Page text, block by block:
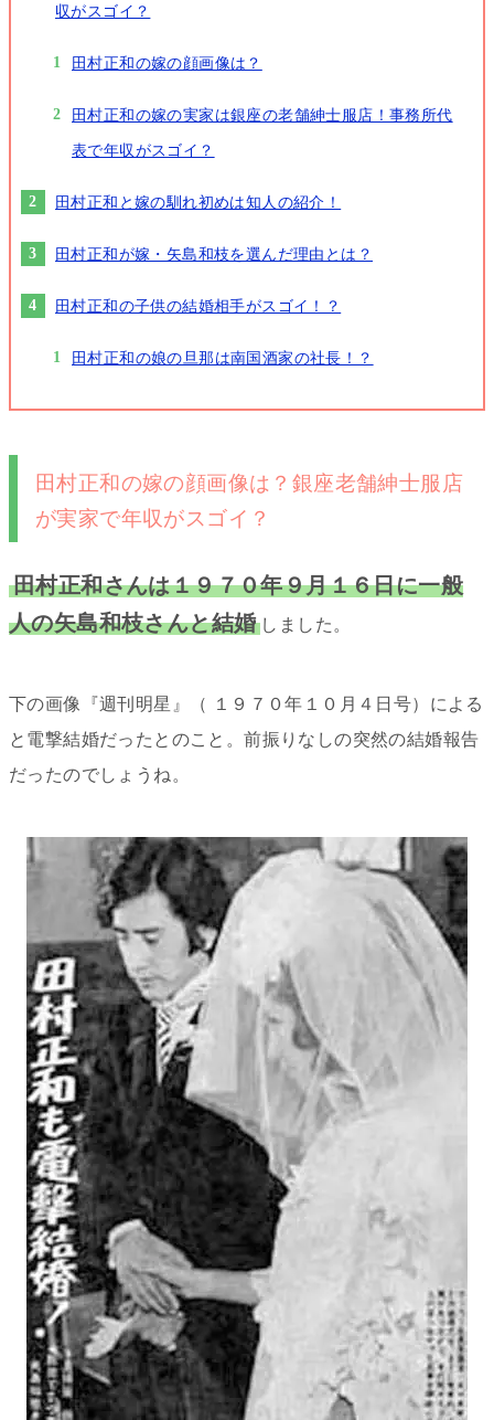
収がスゴイ？
田村正和の嫁の顔画像は？
田村正和の嫁の実家は銀座の老舗紳士服店！事務所代
表で年収がスゴイ？
田村正和と嫁の馴れ初めは知人の紹介！
田村正和が嫁・矢島和枝を選んだ理由とは？
田村正和の子供の結婚相手がスゴイ！？
田村正和の娘の旦那は南国酒家の社長！？
田村正和の嫁の顔画像は？銀座老舗紳士服店
が実家で年収がスゴイ？
田村正和さんは１９７０年９月１６日に一般
人の矢島和枝さんと結婚 しました。
下の画像『週刊明星』（ １９７０年１０月４日号）による
と電撃結婚だったとのこと。前振りなしの突然の結婚報告
だったのでしょうね。